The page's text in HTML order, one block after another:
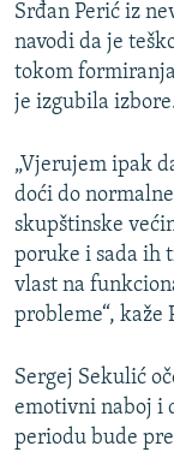
Srđan Perić iz
navodi da je
tokom
je izgubila
„Vjerujem ipak
doći do
skupštinske
poruke i sada ih
vlast na
probleme“, kaže
Sergej Sekulić
emotivni naboj i
periodu bude